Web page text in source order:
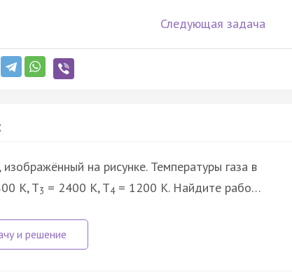
Следующая задача
на рисунке. Температуры газа в
K, T3 = 2400 K, T4= 1200 K. Найдите рабо…